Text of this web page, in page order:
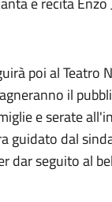
poi al Teatro
il
e serate
guidato dal
dar seguito al